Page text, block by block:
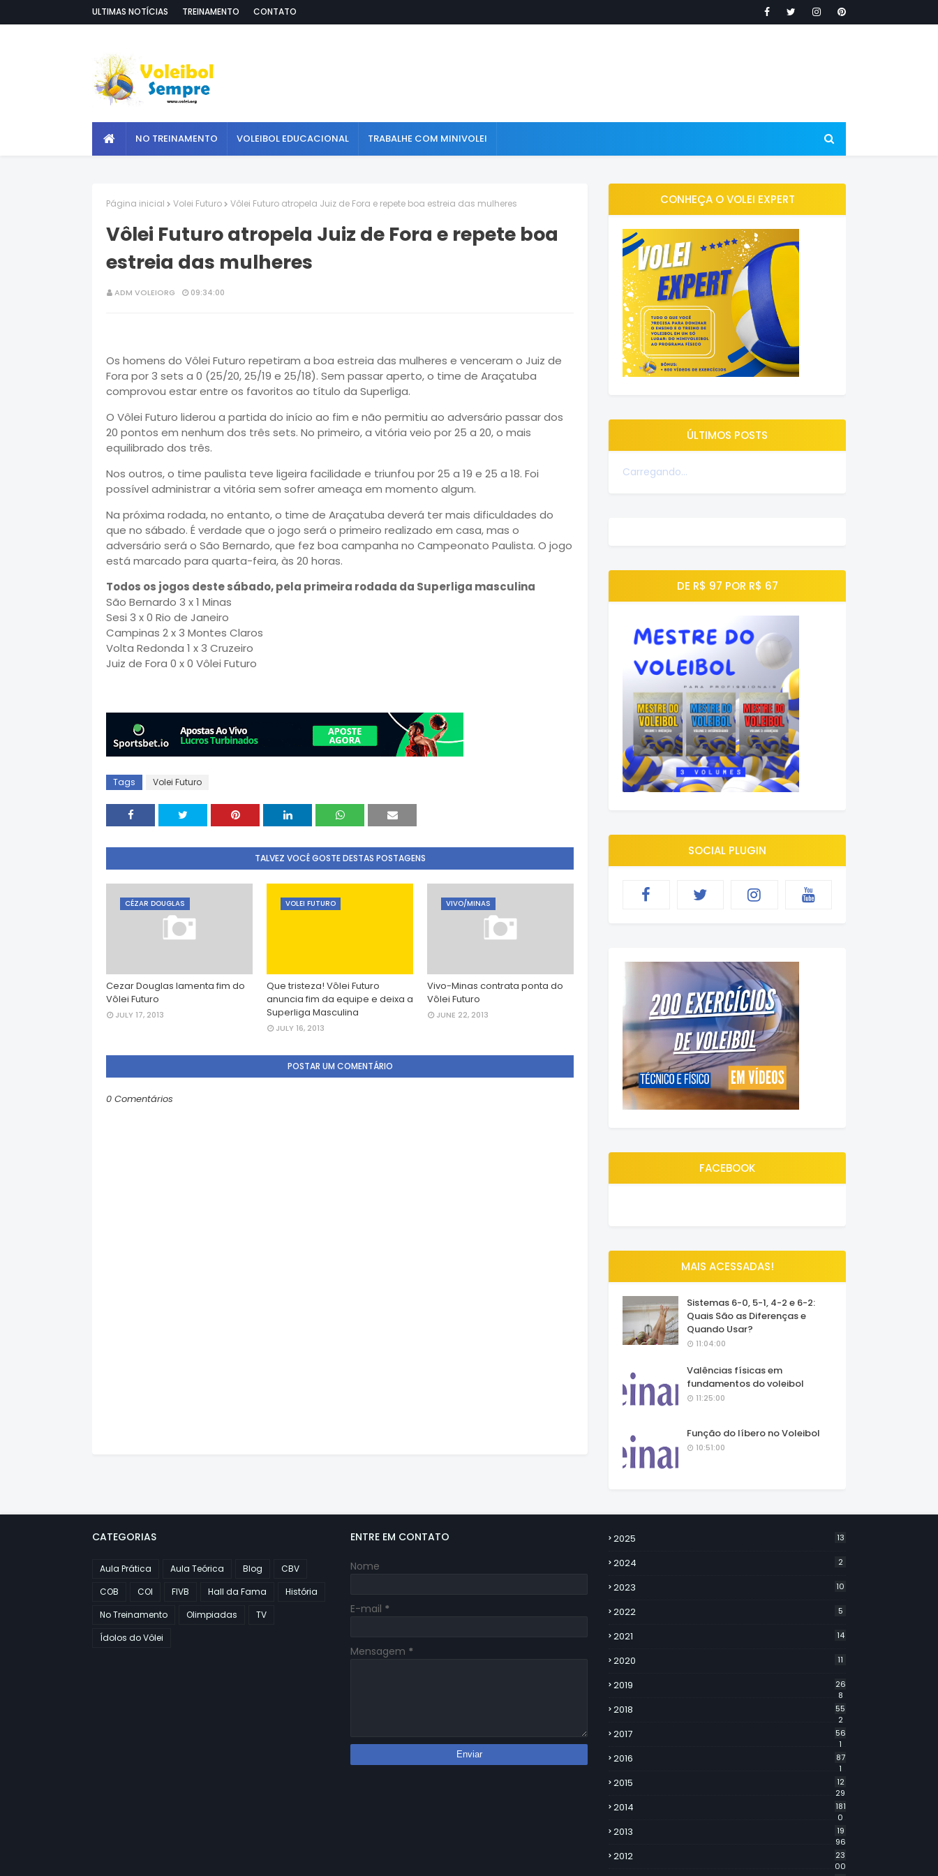
ULTIMAS NOTÍCIAS TREINAMENTO CONTATO
NO TREINAMENTO VOLEIBOL EDUCACIONAL TRABALHE COM MINIVOLEI
Página inicial Volei Futuro Vôlei Futuro atropela Juiz de Fora e repete boa estreia das mulheres
Vôlei Futuro atropela Juiz de Fora e repete boa
estreia das mulheres
ADM VOLEIORG 09:34:00
Os homens do Vôlei Futuro repetiram a boa estreia das mulheres e venceram o Juiz de
Fora por 3 sets a 0 (25/20, 25/19 e 25/18). Sem passar aperto, o time de Araçatuba
comprovou estar entre os favoritos ao título da Superliga.
O Vôlei Futuro liderou a partida do início ao fim e não permitiu ao adversário passar dos
20 pontos em nenhum dos três sets. No primeiro, a vitória veio por 25 a 20, o mais
equilibrado dos três.
Nos outros, o time paulista teve ligeira facilidade e triunfou por 25 a 19 e 25 a 18. Foi
possível administrar a vitória sem sofrer ameaça em momento algum.
Na próxima rodada, no entanto, o time de Araçatuba deverá ter mais dificuldades do
que no sábado. É verdade que o jogo será o primeiro realizado em casa, mas o
adversário será o São Bernardo, que fez boa campanha no Campeonato Paulista. O jogo
está marcado para quarta-feira, às 20 horas.
Todos os jogos deste sábado, pela primeira rodada da Superliga masculina
São Bernardo 3 x 1 Minas
Sesi 3 x 0 Rio de Janeiro
Campinas 2 x 3 Montes Claros
Volta Redonda 1 x 3 Cruzeiro
Juiz de Fora 0 x 0 Vôlei Futuro
Tags Volei Futuro
TALVEZ VOCÊ GOSTE DESTAS POSTAGENS
CÉZAR DOUGLAS
Cezar Douglas lamenta fim do
Vôlei Futuro
JULY 17, 2013
VOLEI FUTURO
Que tristeza! Vôlei Futuro
anuncia fim da equipe e deixa a
Superliga Masculina
JULY 16, 2013
VIVO/MINAS
Vivo-Minas contrata ponta do
Vôlei Futuro
JUNE 22, 2013
POSTAR UM COMENTÁRIO
0 Comentários
CONHEÇA O VOLEI EXPERT
ÚLTIMOS POSTS
Carregando...
DE R$ 97 POR R$ 67
SOCIAL PLUGIN
FACEBOOK
MAIS ACESSADAS!
Sistemas 6-0, 5-1, 4-2 e 6-2:
Quais São as Diferenças e
Quando Usar?
11:04:00
Valências físicas em
fundamentos do voleibol
11:25:00
Função do líbero no Voleibol
10:51:00
CATEGORIAS
Aula Prática Aula Teórica Blog
CBV
COB
COI FIVB Hall da Fama
História
No Treinamento
Olimpiadas
TV
Ídolos do Vôlei
ENTRE EM CONTATO
Nome
E-mail *
Mensagem *
2025 13
2024 2
2023 10
2022 5
2021 14
2020 11
2019
26
8
2018
55
2
2017
56
1
2016
87
1
2015
12
29
2014
181
0
2013
19
96
2012
23
00